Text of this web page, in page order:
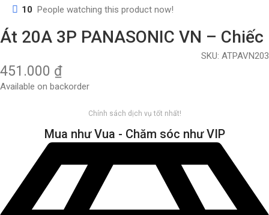
10 People watching this product now!
Át 20A 3P PANASONIC VN – Chiếc
SKU: ATPAVN203
451.000 ₫
Available on backorder
Chính sách dịch vụ tốt nhất!
Mua như Vua - Chăm sóc như VIP